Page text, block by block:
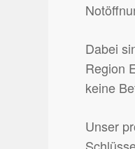
Dabei
Region
keine
Unser